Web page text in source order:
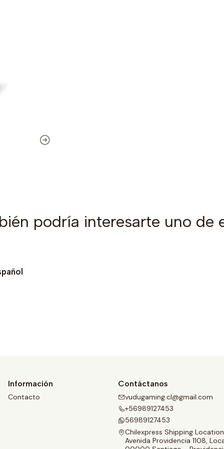
podría interesarte uno de
Información
Contacto
Contáctanos
vudugaming.cl@gmail.com
+56989127453
56989127453
Chilexpress Shipping Location
Avenida Providencia 1108,